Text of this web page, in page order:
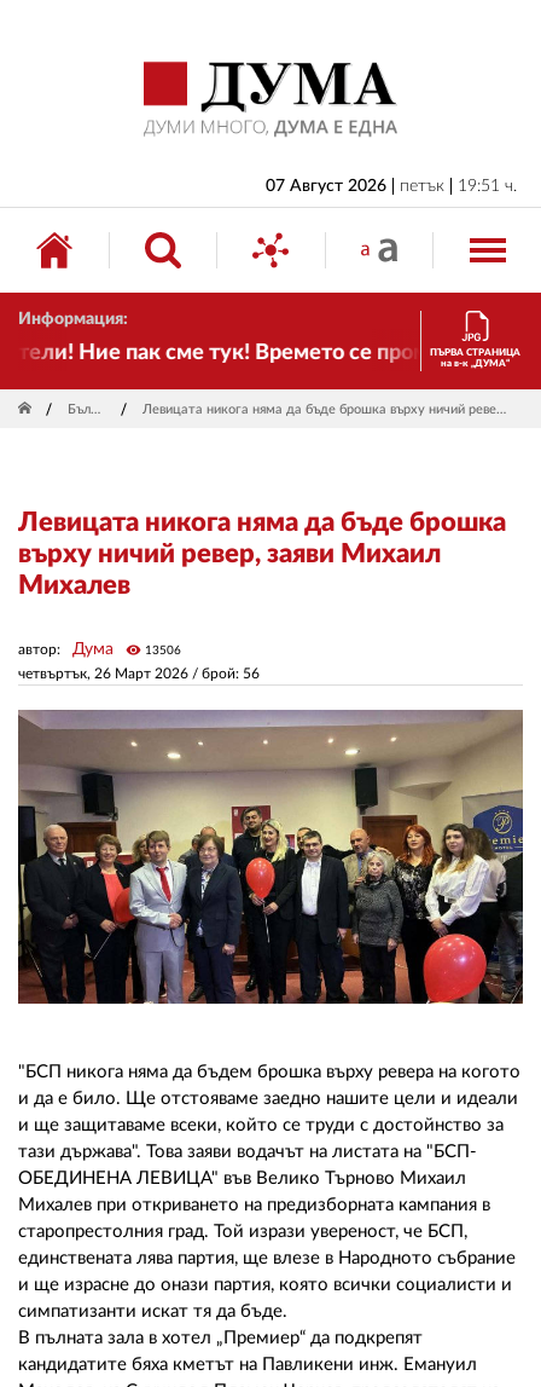
07 Август 2026 петък 19:51 ч.
Информация:
Ние пак сме тук! Времето се променя иПЪРВА СТРАНИЦА
на в-к „ДУМА“
България Левицата никога няма да бъде брошка върху ничий ревер, заяви Михаил Михалев
Левицата никога няма да бъде брошка
върху ничий ревер, заяви Михаил
Михалев
четвъртък, 26 Март 2026 / брой: 56
автор: Дума visibility 13506
"БСП никога няма да бъдем брошка върху ревера на когото
и да е било. Ще отстояваме заедно нашите цели и идеали
и ще защитаваме всеки, който се труди с достойнство за
тази държава". Това заяви водачът на листата на "БСП-
ОБЕДИНЕНА ЛЕВИЦА" във Велико Търново Михаил
Михалев при откриването на предизборната кампания в
старопрестолния град. Той изрази увереност, че БСП,
единствената лява партия, ще влезе в Народното събрание
и ще израсне до онази партия, която всички социалисти и
симпатизанти искат тя да бъде.
В пълната зала в хотел „Премиер“ да подкрепят
кандидатите бяха кметът на Павликени инж. Емануил
БЪЛГАРИЯ
ИКОНОМИКА
ИЗБОРИ
СВЯТ
ДРУГИ
КОНТАКТИ
РЕКЛАМА
АБОНАМЕНТ
УСЛОВИЯ ЗА ПОЛЗВАНЕ
ПОЛИТИКА ЗА БИСКВИТКИТЕ
ПОЛИТИКАТА ЗА
02 975 20 35